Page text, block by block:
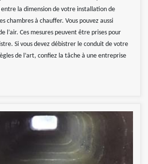
la dimension de votre installation de
chambres à chauffer. Vous pouvez aussi
l’air. Ces mesures peuvent être prises pour
Si vous devez débistrer le conduit de votre
de l’art, confiez la tâche à une entreprise